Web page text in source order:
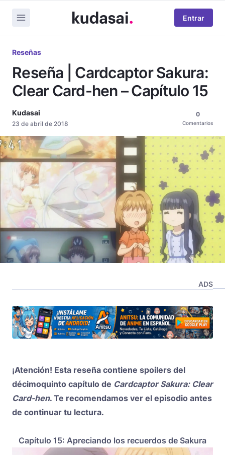
Entrar
Reseñas
Reseña | Cardcaptor Sakura:
Clear Card-hen – Capítulo 15
Kudasai
23 de abril de 2018
0
Comentarios
ADS
¡Atención! Esta reseña contiene spoilers del
décimoquinto capítulo de Cardcaptor Sakura: Clear
Card-hen. Te recomendamos ver el episodio antes
de continuar tu lectura.
Capítulo 15: Apreciando los recuerdos de Sakura